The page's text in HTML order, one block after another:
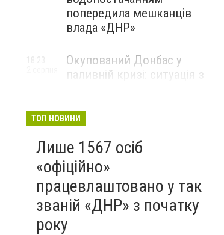
попередила мешканців
влада «ДНР»
Окупований Донбас у
паливній кризі: ситуація з
ТОП НОВИНИ
Лише 1567 осіб
«офіційно»
працевлаштовано у так
званій «ДНР» з початку
року